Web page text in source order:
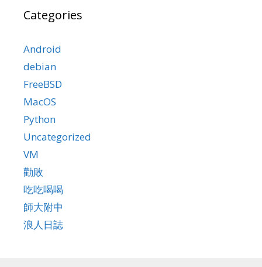
Categories
Android
debian
FreeBSD
MacOS
Python
Uncategorized
VM
勸敗
吃吃喝喝
師大附中
浪人日誌